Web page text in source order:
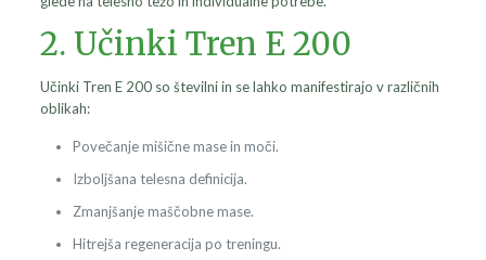
2. Učinki Tren E 200
Učinki Tren E 200 so številni in se lahko manifestirajo v različnih
oblikah:
Povečanje mišične mase in moči.
Izboljšana telesna definicija.
Zmanjšanje maščobne mase.
Hitrejša regeneracija po treningu.